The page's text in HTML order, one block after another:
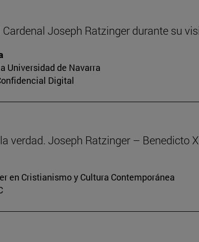
Cardenal Joseph Ratzinger durante su
Universidad de Navarra
Digital
verdad. Joseph Ratzinger – Benedicto
en Cristianismo y Cultura Contemporánea